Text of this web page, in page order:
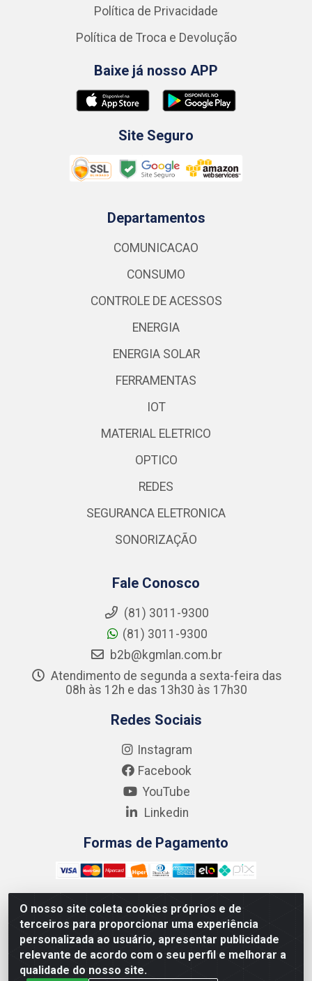
O nosso site coleta cookies próprios e de
terceiros para proporcionar uma experiência
personalizada ao usuário, apresentar publicidade
relevante de acordo com o seu perfil e melhorar a
qualidade do nosso site.
Política de Privacidade
Política de Troca e Devolução
Baixe já nosso APP
Site Seguro
Departamentos
COMUNICACAO
CONSUMO
CONTROLE DE ACESSOS
ENERGIA
ENERGIA SOLAR
FERRAMENTAS
IOT
MATERIAL ELETRICO
OPTICO
REDES
SEGURANCA ELETRONICA
SONORIZAÇÃO
Fale Conosco
(81) 3011-9300
(81) 3011-9300
b2b@kgmlan.com.br
Atendimento de segunda a sexta-feira das
08h às 12h e das 13h30 às 17h30
Redes Sociais
Instagram
Facebook
YouTube
Linkedin
Formas de Pagamento
Kgmlan Distribuidora LTDA - CNPJ 18.217.682/0001-54 -
Rua Pedro de Barros Cavalcante, 58 - Bultrins, Olinda/PE
- CEP 53320-110